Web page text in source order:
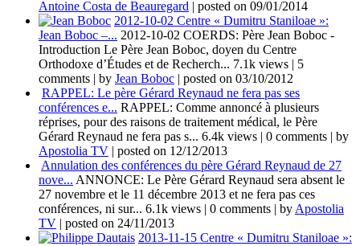
Antoine Costa de Beauregard | posted on 09/01/2014
2012-10-02 Centre « Dumitru Staniloae »:
Jean Boboc –... 2012-10-02 COERDS: Père Jean Boboc -
Introduction Le Père Jean Boboc, doyen du Centre
Orthodoxe d’Études et de Recherch... 7.1k views | 5
comments | by Jean Boboc | posted on 03/10/2012
RAPPEL: Le père Gérard Reynaud ne fera pas ses
conférences e... RAPPEL: Comme annoncé à plusieurs
réprises, pour des raisons de traitement médical, le Père
Gérard Reynaud ne fera pas s... 6.4k views | 0 comments | by
Apostolia TV | posted on 12/12/2013
Annulation des conférences du père Gérard Reynaud de 27
nove... ANNONCE: Le Père Gérard Reynaud sera absent le
27 novembre et le 11 décembre 2013 et ne fera pas ces
conférences, ni sur... 6.1k views | 0 comments | by Apostolia
TV | posted on 24/11/2013
2013-11-15 Centre « Dumitru Staniloae »: